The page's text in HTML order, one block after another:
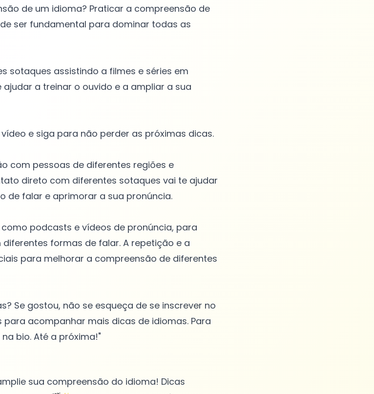
de um idioma? Praticar a compreensão de
ser fundamental para dominar todas as
sotaques assistindo a filmes e séries em
ajudar a treinar o ouvido e a ampliar a sua
e siga para não perder as próximas dicas.
com pessoas de diferentes regiões e
direto com diferentes sotaques vai te ajudar
de falar e aprimorar a sua pronúncia.
como podcasts e vídeos de pronúncia, para
formas de falar. A repetição e a
para melhorar a compreensão de diferentes
Se gostou, não se esqueça de se inscrever no
acompanhar mais dicas de idiomas. Para
sua compreensão do idioma! Dicas